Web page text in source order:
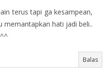
terus tapi ga kesampean,
memantapkan hati jadi beli..
Balas